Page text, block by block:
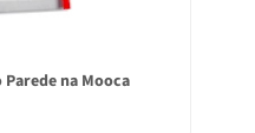
na Mooca